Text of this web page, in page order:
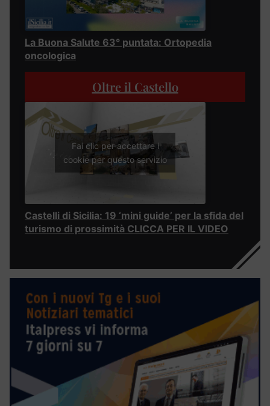
La Buona Salute 63° puntata: Ortopedia
oncologica
Oltre il Castello
Fai clic per accettare i
cookie per questo servizio
Castelli di Sicilia: 19 ‘mini guide’ per la sfida del
turismo di prossimità CLICCA PER IL VIDEO